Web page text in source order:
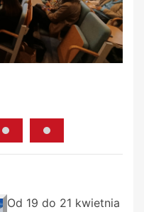
Od 19 do 21 kwietnia